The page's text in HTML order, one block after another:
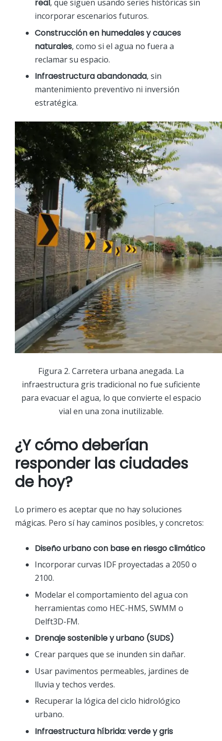
real, que siguen usando series históricas sin
incorporar escenarios futuros.
Construcción en humedales y cauces
naturales, como si el agua no fuera a
reclamar su espacio.
Infraestructura abandonada, sin
mantenimiento preventivo ni inversión
estratégica.
Figura 2. Carretera urbana anegada. La
infraestructura gris tradicional no fue suficiente
para evacuar el agua, lo que convierte el espacio
vial en una zona inutilizable.
¿Y cómo deberían
responder las ciudades
de hoy?
Lo primero es aceptar que no hay soluciones
mágicas. Pero sí hay caminos posibles, y concretos:
Diseño urbano con base en riesgo climático
Incorporar curvas IDF proyectadas a 2050 o
2100.
Modelar el comportamiento del agua con
herramientas como HEC-HMS, SWMM o
Delft3D-FM.
Drenaje sostenible y urbano (SUDS)
Crear parques que se inunden sin dañar.
Usar pavimentos permeables, jardines de
lluvia y techos verdes.
Recuperar la lógica del ciclo hidrológico
urbano.
Infraestructura híbrida: verde y gris